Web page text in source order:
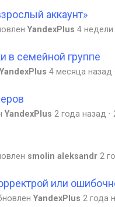
аккаунт»
YandexPlus 4 недели
в семейной группе
YandexPlus 4 месяца назад
YandexPlus 2 года назад
smolin aleksandr 2
или
YandexPlus 2 года